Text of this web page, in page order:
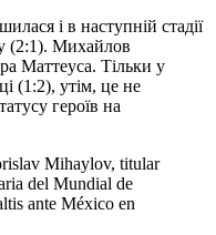
і в наступній стадії
(2:1). Михайлов
Маттеуса. Тільки у
(1:2), утім, це не
героїв на
Mihaylov, titular
del Mundial de
ante México en